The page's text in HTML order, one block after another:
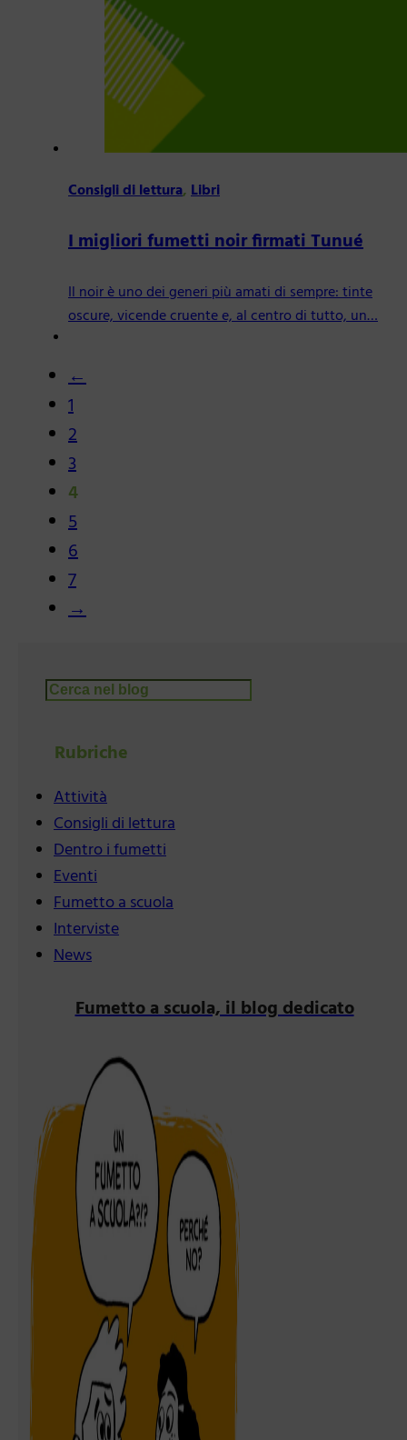
Consigli di lettura,Libri
I migliori fumetti noir firmati Tunué
Il noir è uno dei generi più amati di sempre: tinte
oscure, vicende cruente e, al centro di tutto, un…
←
1
2
3
4
5
6
7
→
Cerca
Rubriche
Attività
Consigli di lettura
Dentro i fumetti
Eventi
Fumetto a scuola
Interviste
News
Fumetto a scuola, il blog dedicato